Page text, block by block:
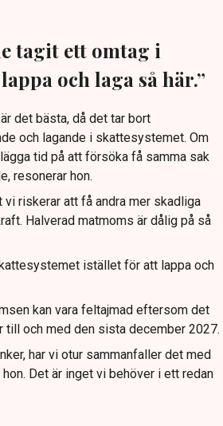
tagit ett omtag i
och laga så här.”
det bästa, då det tar bort
och lagande i skattesystemet. Om
tid på att försöka få samma sak
resonerar hon.
riskerar att få andra mer skadliga
Halverad matmoms är dålig på så
istället för att lappa och
kan vara feltajmad eftersom det
till och med den sista december 2027.
har vi otur sammanfaller det med
Det är inget vi behöver i ett redan